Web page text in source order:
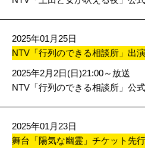
2025年01月25日
NTV「行列のできる相談所」出演
2025年2月2日(日)21:00～放送
NTV「行列のできる相談所」公
2025年01月23日
舞台「陽気な幽霊」チケット先